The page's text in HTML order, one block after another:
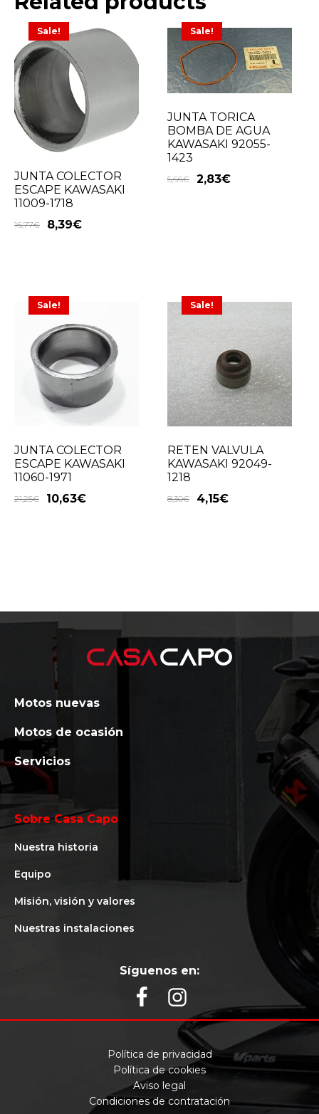
Sale!
JUNTA COLECTOR
ESCAPE KAWASAKI
11009-1718
16,77€ 8,39€
Sale!
JUNTA TORICA
BOMBA DE AGUA
KAWASAKI 92055-
1423
5,66€ 2,83€
Sale!
JUNTA COLECTOR
ESCAPE KAWASAKI
11060-1971
21,25€ 10,63€
Sale!
RETEN VALVULA
KAWASAKI 92049-
1218
8,30€ 4,15€
Motos nuevas
Motos de ocasión
Servicios
Sobre Casa Capo
Nuestra historia
Equipo
Misión, visión y valores
Nuestras instalaciones
Síguenos en:
Política de privacidad
Política de cookies
Aviso legal
Condiciones de contratación